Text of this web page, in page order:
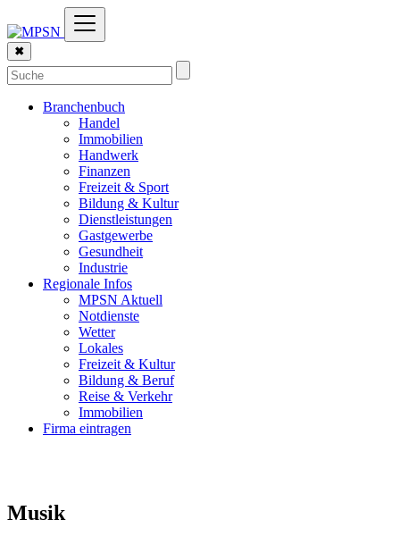
✖
Branchenbuch
Handel
Immobilien
Handwerk
Finanzen
Freizeit & Sport
Bildung & Kultur
Dienstleistungen
Gastgewerbe
Gesundheit
Industrie
Regionale Infos
MPSN Aktuell
Notdienste
Wetter
Lokales
Freizeit & Kultur
Bildung & Beruf
Reise & Verkehr
Immobilien
Firma eintragen
Musik